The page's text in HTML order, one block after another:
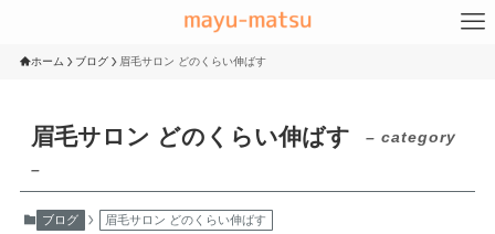
ホーム ブログ 眉毛サロン どのくらい伸ばす
眉毛サロン どのくらい伸ばす
– category
–
ブログ 眉毛サロン どのくらい伸ばす